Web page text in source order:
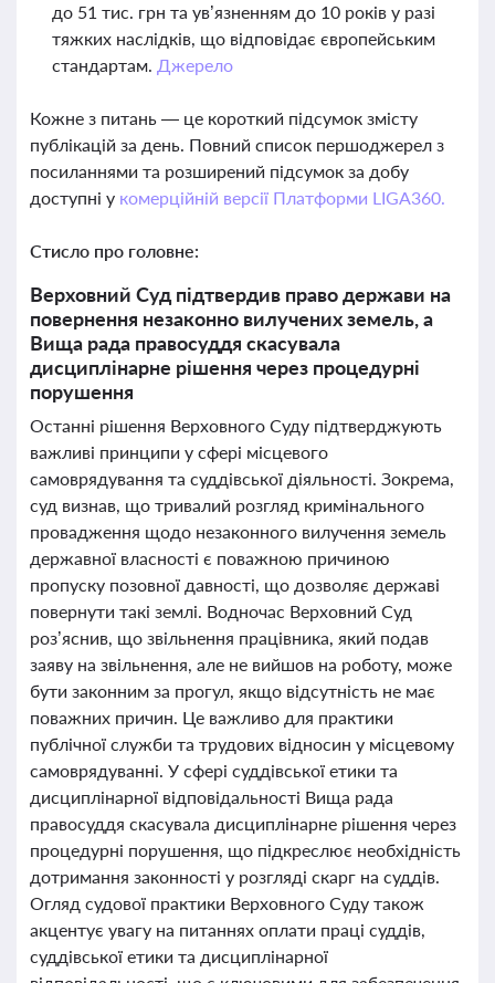
до 51 тис. грн та ув’язненням до 10 років у разі
тяжких наслідків, що відповідає європейським
стандартам. Джерело
Кожне з питань — це короткий підсумок змісту
публікацій за день. Повний список першоджерел з
посиланнями та розширений підсумок за добу
доступні у комерційній версії Платформи LIGA360.
Стисло про головне:
Верховний Суд підтвердив право держави на
повернення незаконно вилучених земель, а
Вища рада правосуддя скасувала
дисциплінарне рішення через процедурні
порушення
Останні рішення Верховного Суду підтверджують
важливі принципи у сфері місцевого
самоврядування та суддівської діяльності. Зокрема,
суд визнав, що тривалий розгляд кримінального
провадження щодо незаконного вилучення земель
державної власності є поважною причиною
пропуску позовної давності, що дозволяє державі
повернути такі землі. Водночас Верховний Суд
роз’яснив, що звільнення працівника, який подав
заяву на звільнення, але не вийшов на роботу, може
бути законним за прогул, якщо відсутність не має
поважних причин. Це важливо для практики
публічної служби та трудових відносин у місцевому
самоврядуванні. У сфері суддівської етики та
дисциплінарної відповідальності Вища рада
правосуддя скасувала дисциплінарне рішення через
процедурні порушення, що підкреслює необхідність
дотримання законності у розгляді скарг на суддів.
Огляд судової практики Верховного Суду також
акцентує увагу на питаннях оплати праці суддів,
суддівської етики та дисциплінарної